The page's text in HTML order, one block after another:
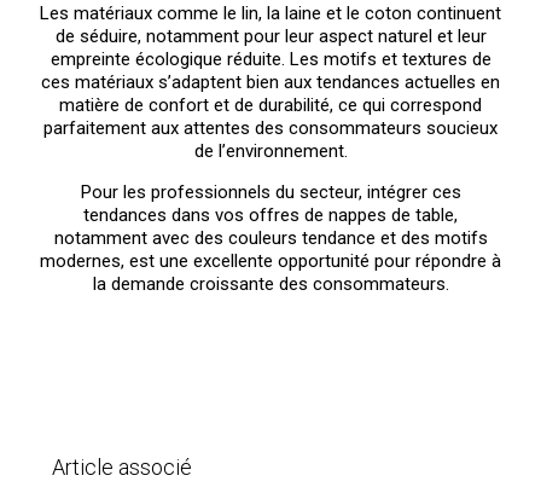
Les matériaux comme le lin, la laine et le coton continuent
de séduire, notamment pour leur aspect naturel et leur
empreinte écologique réduite. Les motifs et textures de
ces matériaux s’adaptent bien aux tendances actuelles en
matière de confort et de durabilité, ce qui correspond
parfaitement aux attentes des consommateurs soucieux
de l’environnement.
Pour les professionnels du secteur, intégrer ces
tendances dans vos offres de nappes de table,
notamment avec des couleurs tendance et des motifs
modernes, est une excellente opportunité pour répondre à
la demande croissante des consommateurs.
Article associé